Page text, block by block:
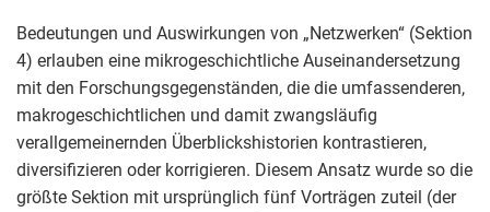
Bedeutungen und Auswirkungen von „Netzwerken“ (Sektion
4) erlauben eine mikrogeschichtliche Auseinandersetzung
mit den Forschungsgegenständen, die die umfassenderen,
makrogeschichtlichen und damit zwangsläufig
verallgemeinernden Überblickshistorien kontrastieren,
diversifizieren oder korrigieren. Diesem Ansatz wurde so die
größte Sektion mit ursprünglich fünf Vorträgen zuteil (der